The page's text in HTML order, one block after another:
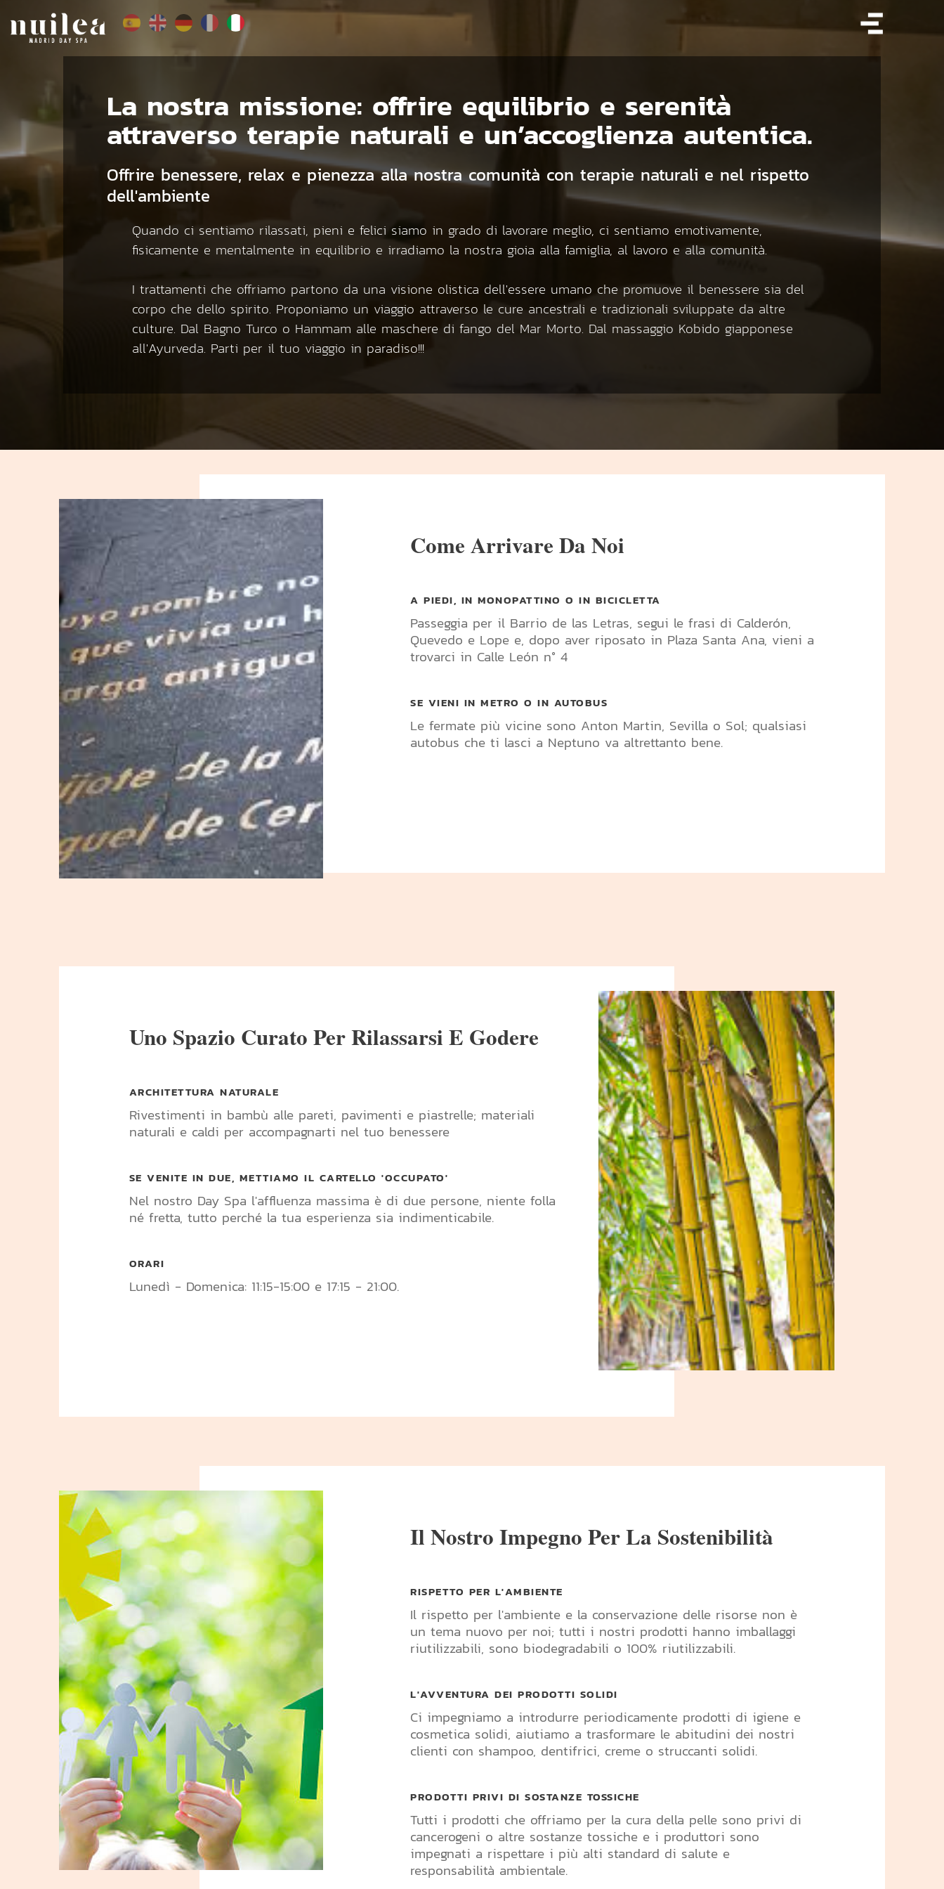
La nostra missione: offrire equilibrio e serenità
attraverso terapie naturali e un’accoglienza autentica.
Offrire benessere, relax e pienezza alla nostra comunità con terapie naturali e nel rispetto
dell'ambiente
Quando ci sentiamo rilassati, pieni e felici siamo in grado di lavorare meglio, ci sentiamo emotivamente,
fisicamente e mentalmente in equilibrio e irradiamo la nostra gioia alla famiglia, al lavoro e alla comunità.
I trattamenti che offriamo partono da una visione olistica dell'essere umano che promuove il benessere sia del
corpo che dello spirito. Proponiamo un viaggio attraverso le cure ancestrali e tradizionali sviluppate da altre
culture. Dal Bagno Turco o Hammam alle maschere di fango del Mar Morto. Dal massaggio Kobido giapponese
all'Ayurveda. Parti per il tuo viaggio in paradiso!!!
Come Arrivare Da Noi
A PIEDI, IN MONOPATTINO O IN BICICLETTA
Passeggia per il Barrio de las Letras, segui le frasi di Calderón,
Quevedo e Lope e, dopo aver riposato in Plaza Santa Ana, vieni a
trovarci in Calle León n° 4
SE VIENI IN METRO O IN AUTOBUS
Le fermate più vicine sono Anton Martin, Sevilla o Sol; qualsiasi
autobus che ti lasci a Neptuno va altrettanto bene.
Uno Spazio Curato Per Rilassarsi E Godere
ARCHITETTURA NATURALE
Rivestimenti in bambù alle pareti, pavimenti e piastrelle; materiali
naturali e caldi per accompagnarti nel tuo benessere
SE VENITE IN DUE, METTIAMO IL CARTELLO 'OCCUPATO'
Nel nostro Day Spa l'affluenza massima è di due persone, niente folla
né fretta, tutto perché la tua esperienza sia indimenticabile.
ORARI
Lunedì - Domenica: 11:15-15:00 e 17:15 - 21:00.
Il Nostro Impegno Per La Sostenibilità
RISPETTO PER L'AMBIENTE
Il rispetto per l'ambiente e la conservazione delle risorse non è
un tema nuovo per noi; tutti i nostri prodotti hanno imballaggi
riutilizzabili, sono biodegradabili o 100% riutilizzabili.
L'AVVENTURA DEI PRODOTTI SOLIDI
Ci impegniamo a introdurre periodicamente prodotti di igiene e
cosmetica solidi, aiutiamo a trasformare le abitudini dei nostri
clienti con shampoo, dentifrici, creme o struccanti solidi.
PRODOTTI PRIVI DI SOSTANZE TOSSICHE
Tutti i prodotti che offriamo per la cura della pelle sono privi di
cancerogeni o altre sostanze tossiche e i produttori sono
impegnati a rispettare i più alti standard di salute e
responsabilità ambientale.